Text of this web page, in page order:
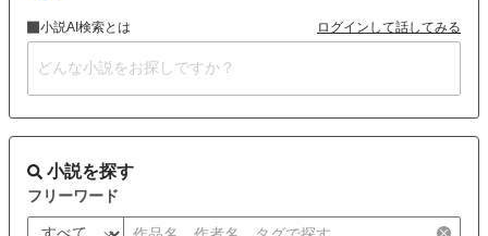
小説AI検索とは ログインして話してみる
小説を探す
フリーワード